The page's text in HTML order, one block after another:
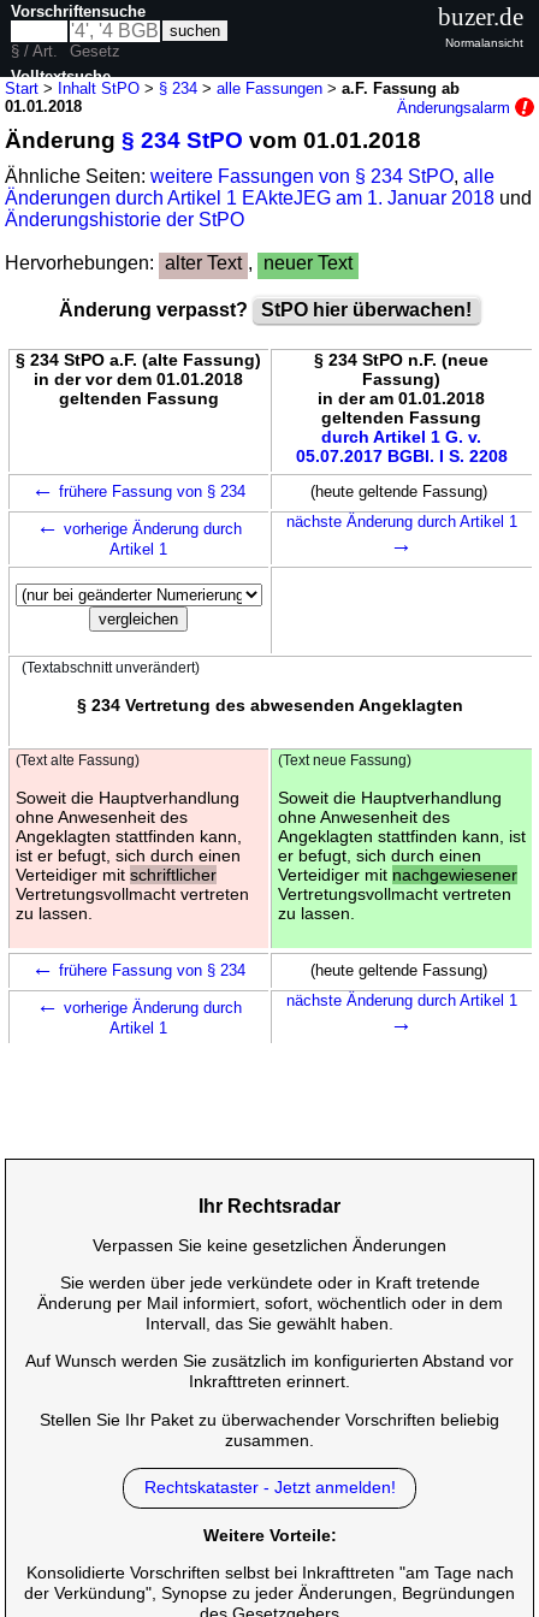
Start > Inhalt StPO > § 234 >alle Fassungen >a.F. Fassung ab
01.01.2018
Änderungsalarm
Änderung§ 234 StPO vom 01.01.2018
Ähnliche Seiten:weitere Fassungen von § 234 StPO,alle
Änderungen durch Artikel 1 EAkteJEG am 1. Januar 2018 und
Änderungshistorie der StPO
Hervorhebungen: alter Text , neuer Text
Änderung verpasst? StPO hier überwachen!
§ 234 StPO a.F. (alte Fassung)
in der vor dem 01.01.2018
geltenden Fassung
§ 234 StPO n.F. (neue
Fassung)
in der am 01.01.2018
geltenden Fassung
durch Artikel 1 G. v.
05.07.2017 BGBl. I S. 2208
← frühere Fassung von § 234 (heute geltende Fassung)
← vorherige Änderung durch
Artikel 1
nächste Änderung durch Artikel 1
→
(Textabschnitt unverändert)
§ 234 Vertretung des abwesenden Angeklagten
(Text alte Fassung)
Soweit die Hauptverhandlung
ohne Anwesenheit des
Angeklagten stattfinden kann,
ist er befugt, sich durch einen
Verteidiger mit schriftlicher
Vertretungsvollmacht vertreten
zu lassen.
(Text neue Fassung)
Soweit die Hauptverhandlung
ohne Anwesenheit des
Angeklagten stattfinden kann, ist
er befugt, sich durch einen
Verteidiger mit nachgewiesener
Vertretungsvollmacht vertreten
zu lassen.
← frühere Fassung von § 234 (heute geltende Fassung)
← vorherige Änderung durch
Artikel 1
nächste Änderung durch Artikel 1
→
Vorschriftensuche
§ / Art.
Gesetz
Volltextsuche
buzer.de
Normalansicht
Ihr Rechtsradar
Verpassen Sie keine gesetzlichen Änderungen
Sie werden über jede verkündete oder in Kraft tretende
Änderung per Mail informiert, sofort, wöchentlich oder in dem
Intervall, das Sie gewählt haben.
Auf Wunsch werden Sie zusätzlich im konfigurierten Abstand vor
Inkrafttreten erinnert.
Stellen Sie Ihr Paket zu überwachender Vorschriften beliebig
zusammen.
Rechtskataster - Jetzt anmelden!
Weitere Vorteile:
Konsolidierte Vorschriften selbst bei Inkrafttreten "am Tage nach
der Verkündung", Synopse zu jeder Änderungen, Begründungen